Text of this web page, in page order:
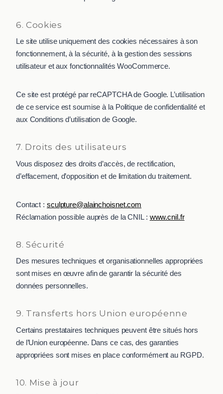
6. Cookies
Le site utilise uniquement des cookies nécessaires à son
fonctionnement, à la sécurité, à la gestion des sessions
utilisateur et aux fonctionnalités WooCommerce.
Ce site est protégé par reCAPTCHA de Google. L’utilisation
de ce service est soumise à la Politique de confidentialité et
aux Conditions d’utilisation de Google.
7. Droits des utilisateurs
Vous disposez des droits d’accès, de rectification,
d’effacement, d’opposition et de limitation du traitement.
Contact : sculpture@alainchoisnet.com
Réclamation possible auprès de la CNIL : www.cnil.fr
8. Sécurité
Des mesures techniques et organisationnelles appropriées
sont mises en œuvre afin de garantir la sécurité des
données personnelles.
9. Transferts hors Union européenne
Certains prestataires techniques peuvent être situés hors
de l’Union européenne. Dans ce cas, des garanties
appropriées sont mises en place conformément au RGPD.
10. Mise à jour